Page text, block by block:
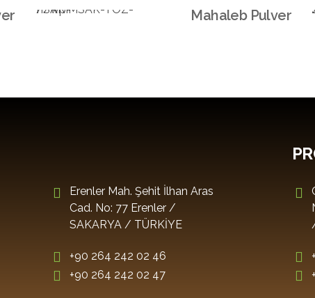
Mahaleb Pulver
Erenler Mah. Şehit İlhan Aras
Cad. No: 77 Erenler /
SAKARYA / TÜRKİYE
+90 264 242 02 46
+90 264 242 02 47